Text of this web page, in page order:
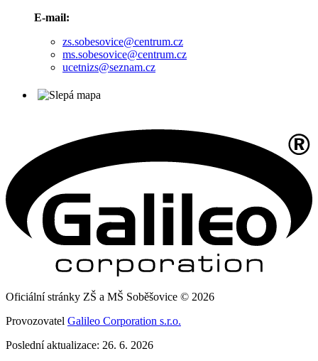
E-mail:
zs.sobesovice@centrum.cz
ms.sobesovice@centrum.cz
ucetnizs@seznam.cz
Oficiální stránky ZŠ a MŠ Soběšovice © 2026
Provozovatel Galileo Corporation s.r.o.
Poslední aktualizace: 26. 6. 2026